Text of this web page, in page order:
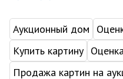
Аукционный дом
Купить картину
Продажа картин на